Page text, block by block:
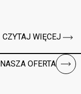
CZYTAJ WIĘCEJ
NASZA OFERTA